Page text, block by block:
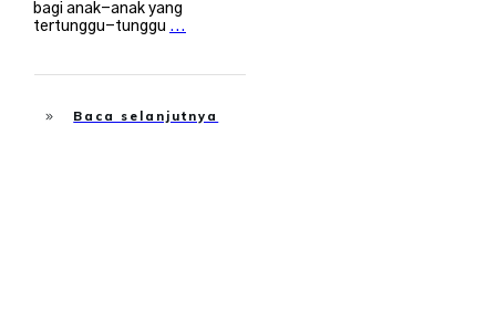
bagi anak-anak yang
tertunggu-tunggu ...
Baca selanjutnya